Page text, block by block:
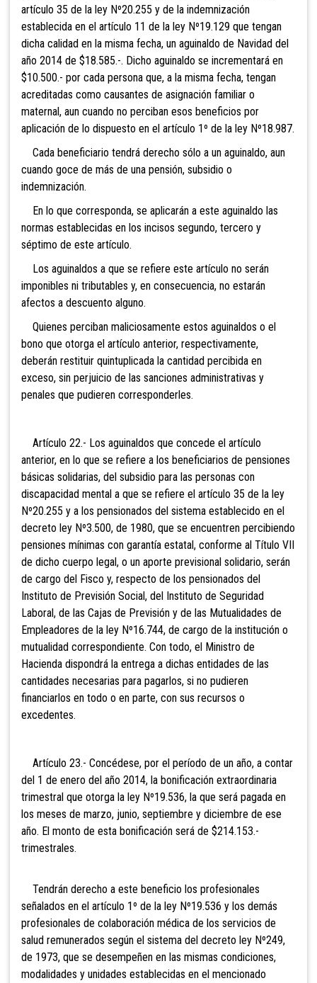
artículo 35 de la ley Nº20.255 y de la indemnización
establecida en el artículo 11 de la ley Nº19.129 que tengan
dicha calidad en la misma fecha, un aguinaldo de Navidad del
año 2014 de $18.585.-. Dicho aguinaldo se incrementará en
$10.500.- por cada persona que, a la misma fecha, tengan
acreditadas como causantes de asignación familiar o
maternal, aun cuando no perciban esos beneficios por
aplicación de lo dispuesto en el artículo 1º de la ley Nº18.987.
Cada beneficiario tendrá derecho sólo a un aguinaldo, aun
cuando goce de más de una pensión, subsidio o
indemnización.
En lo que corresponda, se aplicarán a este aguinaldo las
normas establecidas en los incisos segundo, tercero y
séptimo de este artículo.
Los aguinaldos a que se refiere este artículo no serán
imponibles ni tributables y, en consecuencia, no estarán
afectos a descuento alguno.
Quienes perciban maliciosamente estos aguinaldos o el
bono que otorga el artículo anterior, respectivamente,
deberán restituir quintuplicada la cantidad percibida en
exceso, sin perjuicio de las sanciones administrativas y
penales que pudieren corresponderles.
Artículo 22.- Los aguinaldos que concede el artículo
anterior, en lo que se refiere a los beneficiarios de pensiones
básicas solidarias, del subsidio para las personas con
discapacidad mental a que se refiere el artículo 35 de la ley
Nº20.255 y a los pensionados del sistema establecido en el
decreto ley Nº3.500, de 1980, que se encuentren percibiendo
pensiones mínimas con garantía estatal, conforme al Título VII
de dicho cuerpo legal, o un aporte previsional solidario, serán
de cargo del Fisco y, respecto de los pensionados del
Instituto de Previsión Social, del Instituto de Seguridad
Laboral, de las Cajas de Previsión y de las Mutualidades de
Empleadores de la ley Nº16.744, de cargo de la institución o
mutualidad correspondiente. Con todo, el Ministro de
Hacienda dispondrá la entrega a dichas entidades de las
cantidades necesarias para pagarlos, si no pudieren
financiarlos en todo o en parte, con sus recursos o
excedentes.
Artículo 23.- Concédese, por el período de un año, a contar
del 1 de enero del año 2014, la bonificación extraordinaria
trimestral que otorga la ley Nº19.536, la que será pagada en
los meses de marzo, junio, septiembre y diciembre de ese
año. El monto de esta bonificación será de $214.153.-
trimestrales.
Tendrán derecho a este beneficio los profesionales
señalados en el artículo 1º de la ley Nº19.536 y los demás
profesionales de colaboración médica de los servicios de
salud remunerados según el sistema del decreto ley Nº249,
de 1973, que se desempeñen en las mismas condiciones,
modalidades y unidades establecidas en el mencionado